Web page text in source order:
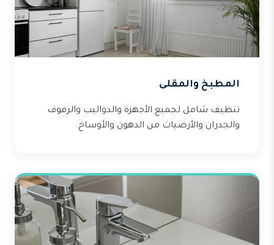
المطبخ والمقلى
تنظيف شامل لجميع الأجهزة والدواليب والرفوف
والجدران والأرضيات من الدهون والأوساخ.